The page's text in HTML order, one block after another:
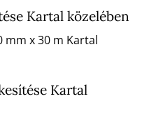
Kartal közelében
mm x 30 m Kartal
Kartal